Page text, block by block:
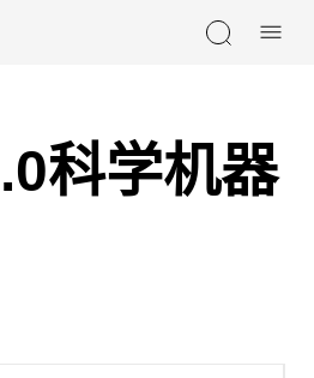
科学机器